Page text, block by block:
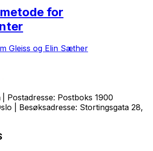
for
Gleiss og Elin Sæther
| Postadresse: Postboks 1900
| Besøksadresse: Stortingsgata 28,